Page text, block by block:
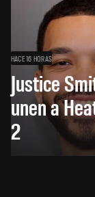
HACE 16 HORAS
Justice
unen a
2